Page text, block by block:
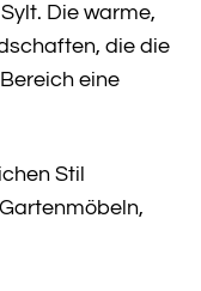
Die warme,
die die
eine
Stil